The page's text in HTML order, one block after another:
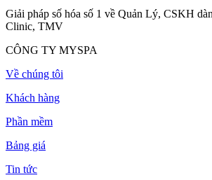
Giải pháp số hóa số 1 về Quản Lý, CSKH
Clinic, TMV
CÔNG TY MYSPA
Về chúng tôi
Khách hàng
Phần mềm
Bảng giá
Tin tức